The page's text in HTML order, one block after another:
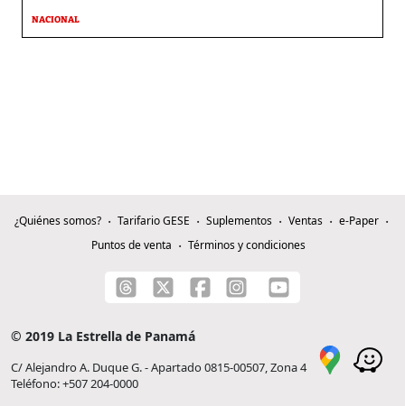
NACIONAL
¿Quiénes somos? Tarifario GESE Suplementos Ventas
e-Paper
Puntos de venta
Términos y condiciones
© 2019 La Estrella de Panamá
C/ Alejandro A. Duque G. - Apartado 0815-00507, Zona 4
Teléfono: +507 204-0000